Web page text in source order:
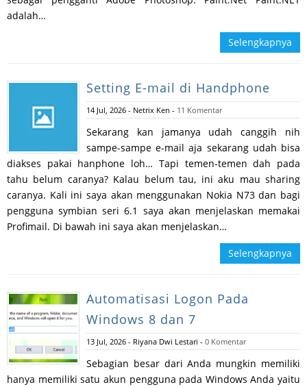
adalah…
Selengkapnya
Setting E-mail di Handphone
14 Jul, 2026 - Netrix Ken - 11 Komentar
Sekarang kan jamanya udah canggih nih
sampe-sampe e-mail aja sekarang udah bisa
diakses pakai hanphone loh… Tapi temen-temen dah pada
tahu belum caranya? Kalau belum tau, ini aku mau sharing
caranya. Kali ini saya akan menggunakan Nokia N73 dan bagi
pengguna symbian seri 6.1 saya akan menjelaskan memakai
Profimail. Di bawah ini saya akan menjelaskan…
Selengkapnya
Automatisasi Logon Pada
Windows 8 dan 7
13 Jul, 2026 - Riyana Dwi Lestari - 0 Komentar
Sebagian besar dari Anda mungkin memiliki
hanya memiliki satu akun pengguna pada Windows Anda yaitu